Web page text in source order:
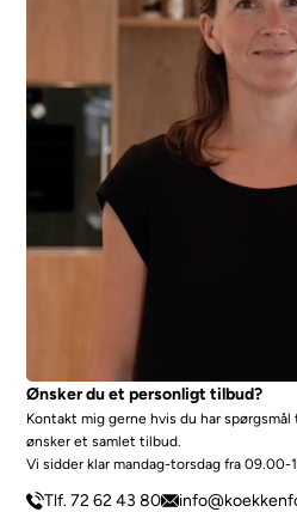
Ønsker du et personligt tilbud?
Kontakt mig gerne hvis du har
ønsker et samlet tilbud.
Vi sidder klar mandag-torsdag fra 09.00-
Tlf. 72 62 43 80